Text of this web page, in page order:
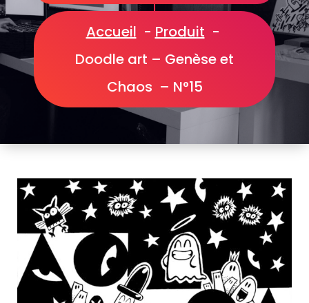
Accueil - Produit -
Doodle art – Genèse et
Chaos – N°15